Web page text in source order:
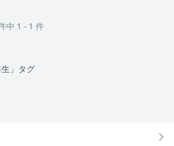
中 1 - 1 件
生」タグ